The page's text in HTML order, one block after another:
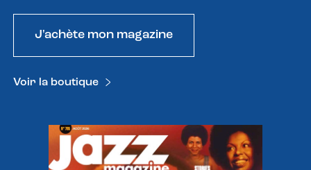
J'achète mon magazine
Voir la boutique